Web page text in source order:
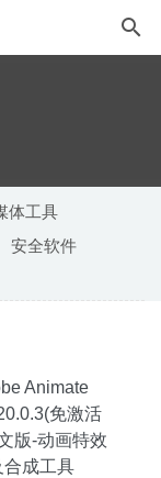
体工具
安全软件
信息删除清理
中文版-优秀的
具 2020-06-02